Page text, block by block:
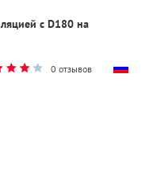
с D180 на
0 отзывов